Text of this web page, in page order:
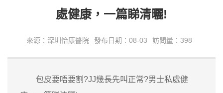
處健康，一篇睇清曬!
來源：深圳怡康醫院 發布日期：08-03 訪問量：398
包皮要唔要割?JJ幾長先叫正常?男士私處健